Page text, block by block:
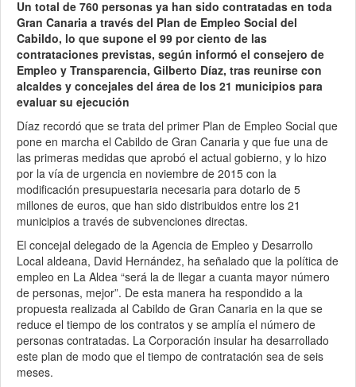
Un total de 760 personas ya han sido contratadas en toda
Gran Canaria a través del Plan de Empleo Social del
Cabildo, lo que supone el 99 por ciento de las
contrataciones previstas, según informó el consejero de
Empleo y Transparencia, Gilberto Díaz, tras reunirse con
alcaldes y concejales del área de los 21 municipios para
evaluar su ejecución
Díaz recordó que se trata del primer Plan de Empleo Social que
pone en marcha el Cabildo de Gran Canaria y que fue una de
las primeras medidas que aprobó el actual gobierno, y lo hizo
por la vía de urgencia en noviembre de 2015 con la
modificación presupuestaria necesaria para dotarlo de 5
millones de euros, que han sido distribuidos entre los 21
municipios a través de subvenciones directas.
El concejal delegado de la Agencia de Empleo y Desarrollo
Local aldeana, David Hernández, ha señalado que la política de
empleo en La Aldea “será la de llegar a cuanta mayor número
de personas, mejor”. De esta manera ha respondido a la
propuesta realizada al Cabildo de Gran Canaria en la que se
reduce el tiempo de los contratos y se amplía el número de
personas contratadas. La Corporación insular ha desarrollado
este plan de modo que el tiempo de contratación sea de seis
meses.